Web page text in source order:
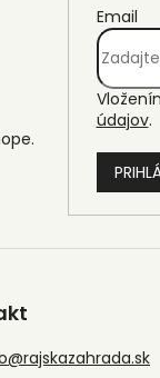
Email
údajov.
@rajskazahrada.sk